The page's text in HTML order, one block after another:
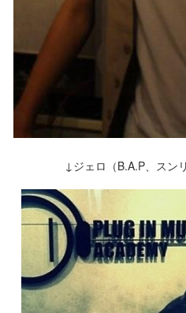
↓ジェロ（B.A.P、スン